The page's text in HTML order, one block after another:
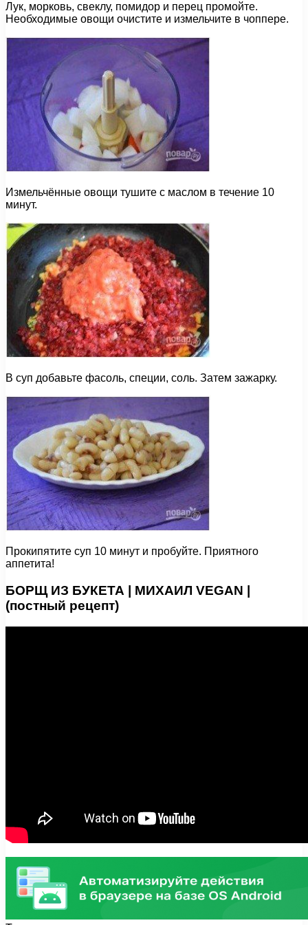
Лук, морковь, свеклу, помидор и перец промойте.
Необходимые овощи очистите и измельчите в чоппере.
Измельчённые овощи тушите с маслом в течение 10
минут.
В суп добавьте фасоль, специи, соль. Затем зажарку.
Прокипятите суп 10 минут и пробуйте. Приятного
аппетита!
БОРЩ ИЗ БУКЕТА | МИХАИЛ VEGAN |
(постный рецепт)